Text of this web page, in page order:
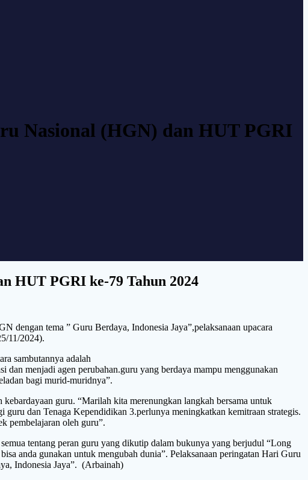
Nasional (HGN) dan HUT PGRI
HUT PGRI ke-79 Tahun 2024
tema ” Guru Berdaya, Indonesia Jaya”,pelaksanaan upacara
11/2024).
sambutannya adalah
menjadi agen perubahan.guru yang berdaya mampu menggunakan
bagi murid-muridnya”.
guru. “Marilah kita merenungkan langkah bersama untuk
dan Tenaga Kependidikan 3.perlunya meningkatkan kemitraan strategis.
pembelajaran oleh guru”.
tentang peran guru yang dikutip dalam bukunya yang berjudul “Long
anda gunakan untuk mengubah dunia”. Pelaksanaan peringatan Hari Guru
Indonesia Jaya”. (Arbainah)